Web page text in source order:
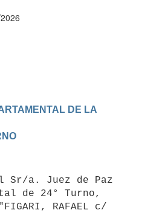
DE LA
Sr/a. Juez de Paz
de 24° Turno,
RAFAEL c/